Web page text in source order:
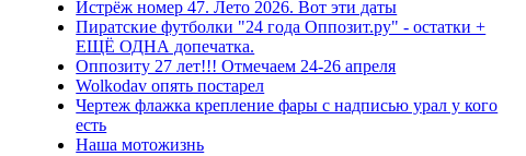
Истрёж номер 47. Лето 2026. Вот эти даты
Пиратские футболки "24 года Оппозит.ру" - остатки +
ЕЩЁ ОДНА допечатка.
Оппозиту 27 лет!!! Отмечаем 24-26 апреля
Wolkodav опять постарел
Чертеж флажка крепление фары с надписью урал у кого
есть
Наша мотожизнь